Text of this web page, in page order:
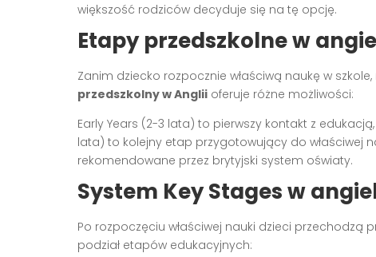
większość rodziców decyduje się na tę opcję.
Etapy przedszkolne w
Zanim dziecko rozpocznie właściwą naukę w
przedszkolny w Anglii oferuje różne możliwości:
Early Years (2-3 lata) to pierwszy kontakt z
lata) to kolejny etap przygotowujący do właściwej
rekomendowane przez brytyjski system oświaty.
System Key Stages w
Po rozpoczęciu właściwej nauki dzieci przechodzą
podział etapów edukacyjnych: